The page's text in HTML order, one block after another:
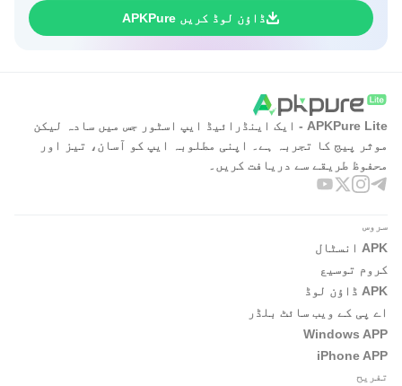
ڈاؤن لوڈ کریں APKPure
APKPure Lite - ایک اینڈرائیڈ ایپ اسٹور جس میں سادہ لیکن
موثر پیج کا تجربہ ہے۔ اپنی مطلوبہ ایپ کو آسان، تیز اور
محفوظ طریقے سے دریافت کریں۔
سروس
APK انسٹال
کروم توسیع
APK ڈاؤن لوڈ
اے پی کے ویب سائٹ بلڈر
Windows APP
iPhone APP
تفریح